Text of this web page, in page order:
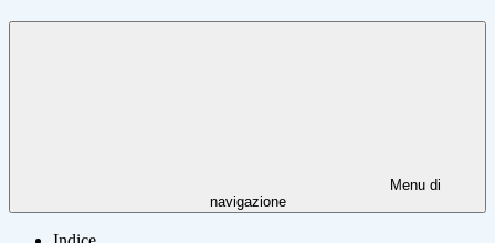
Menu di
navigazione